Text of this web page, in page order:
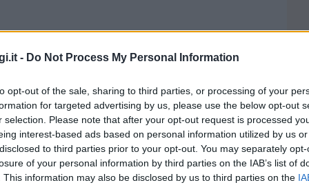
- Do Not Process My Personal Information
opt-out of the sale, sharing to third parties, or processing of your
for targeted advertising by us, please use the below opt-out
selection. Please note that after your opt-out request is processed
interest-based ads based on personal information utilized by us
to third parties prior to your opt-out. You may separately
of your personal information by third parties on the IAB’s list of
This information may also be disclosed by us to third parties on the
la minoranza non vota il Puc
gli incontri sono in calendario nelle
urbano tra settembre e ottobre – spiegano
15:00, nell’aula consiliare in piazza Segni